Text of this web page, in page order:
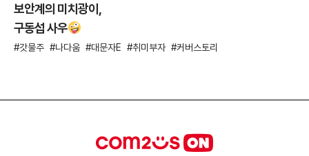
보안계의 미치광이,
구동섭 사우
갓물주 나다움 대문자E 취미부자 커버스토리